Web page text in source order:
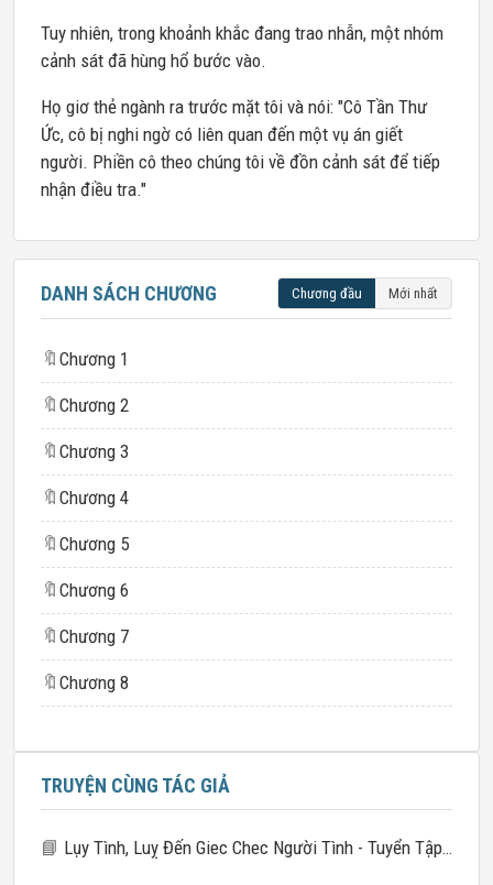
Tuy nhiên, trong khoảnh khắc đang trao nhẫn, một nhóm
cảnh sát đã hùng hổ bước vào.
Họ giơ thẻ ngành ra trước mặt tôi và nói: "Cô Tần Thư
Ức, cô bị nghi ngờ có liên quan đến một vụ án giết
người. Phiền cô theo chúng tôi về đồn cảnh sát để tiếp
nhận điều tra."
DANH SÁCH CHƯƠNG Chương đầu Mới nhất
🔖 Chương 1
🔖 Chương 2
🔖 Chương 3
🔖 Chương 4
🔖 Chương 5
🔖 Chương 6
🔖 Chương 7
🔖 Chương 8
TRUYỆN CÙNG TÁC GIẢ
📘 Lụy Tình, Luỵ Đến Giec Chec Người Tình - Tuyển Tập Án Sinh Tử 21